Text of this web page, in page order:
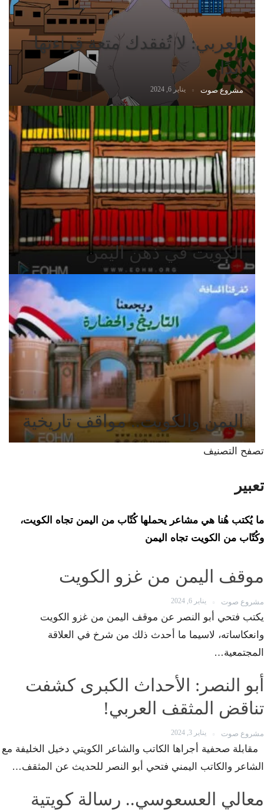
العربي: لا تُفقدك متعة قراءتها
أبدًا
مشروع صوت يناير 6, 2024
الكويت في ذهن اليمن
اليمن والكويت.. مواقف تاريخية
تصفح التصنيف
تعبير
ما يُكتب هُنا هي مشاعر يحملها كُتّاب من اليمن تجاه الكويت،
وكُتّاب من الكويت تجاه اليمن
موقف اليمن من غزو الكويت
مشروع صوت يناير 6, 2024
يكتب فتحي أبو النصر عن موقف اليمن من غزو الكويت
وانعكاساته، لاسيما ما أحدث ذلك من شرخ في العلاقة
المجتمعية…
أبو النصر: الأحداث الكبرى كشفت
تناقض المثقف العربي!
مشروع صوت يناير 3, 2024
مقابلة صحفية أجراها الكاتب والشاعر الكويتي دخيل الخليفة مع
الشاعر والكاتب اليمني فتحي أبو النصر للحديث عن المثقف…
معالي العسعوسي.. رسالة كويتية